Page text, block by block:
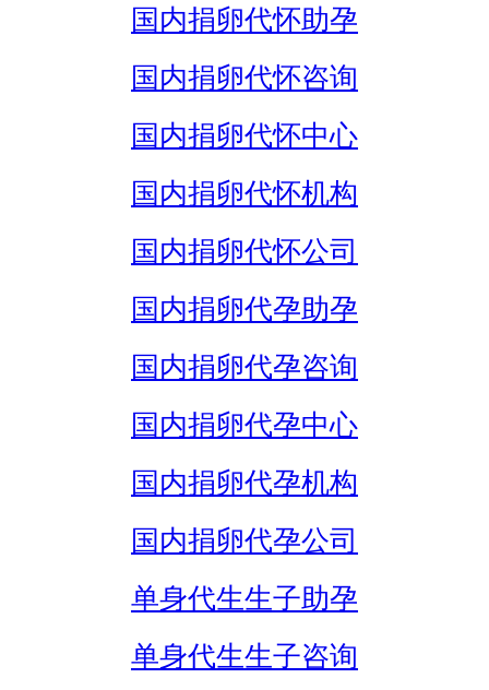
国内捐卵代怀助孕
国内捐卵代怀咨询
国内捐卵代怀中心
国内捐卵代怀机构
国内捐卵代怀公司
国内捐卵代孕助孕
国内捐卵代孕咨询
国内捐卵代孕中心
国内捐卵代孕机构
国内捐卵代孕公司
单身代生生子助孕
单身代生生子咨询